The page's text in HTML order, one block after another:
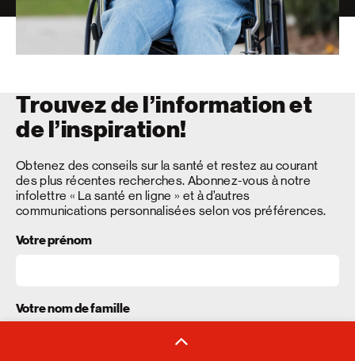
Trouvez de l’information et
de l’inspiration!
Obtenez des conseils sur la santé et restez au courant
des plus récentes recherches. Abonnez-vous à notre
infolettre « La santé en ligne » et à d’autres
communications personnalisées selon vos préférences.
Votre prénom
Votre nom de famille